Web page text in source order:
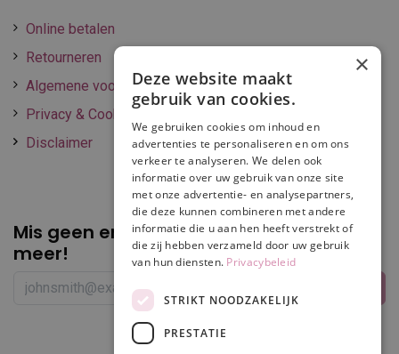
Online betalen
Retourneren
Algemene voorwaarden
Privacy & Cookie policy
Disclaimer
Mis geen enkelepromotie of korting
meer!
×
Deze website maakt
gebruik van cookies.
We gebruiken cookies om inhoud en
advertenties te personaliseren en om ons
verkeer te analyseren. We delen ook
informatie over uw gebruik van onze site
met onze advertentie- en analysepartners,
die deze kunnen combineren met andere
informatie die u aan hen heeft verstrekt of
die zij hebben verzameld door uw gebruik
van hun diensten. Privacybeleid
STRIKT NOODZAKELIJK
PRESTATIE